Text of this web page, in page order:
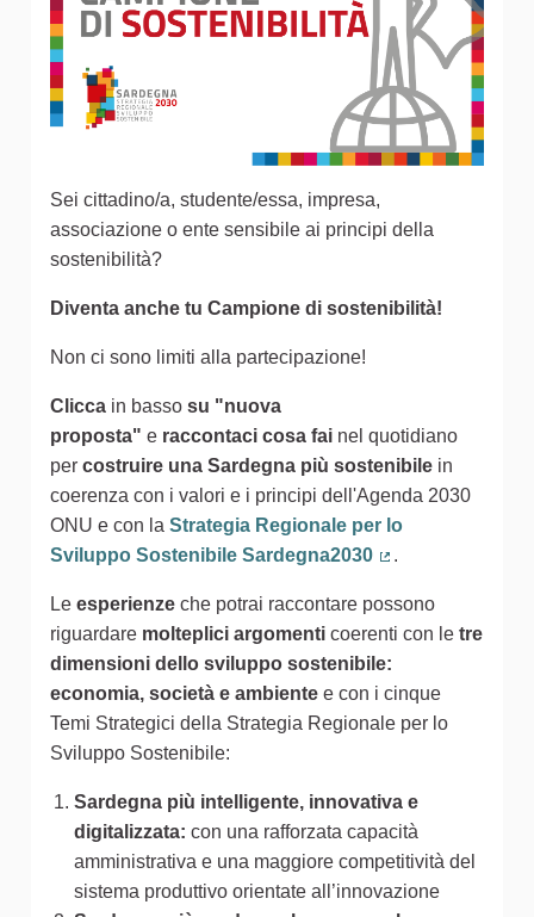
Sei cittadino/a, studente/essa, impresa,
associazione o ente sensibile ai principi della
sostenibilità?
Diventa anche tu Campione di sostenibilità!
Non ci sono limiti alla partecipazione!
Clicca in basso su "nuova
proposta" e raccontaci cosa fai nel quotidiano
per costruire una Sardegna più sostenibile in
coerenza con i valori e i principi dell'Agenda 2030
ONU e con la Strategia Regionale per lo
Sviluppo Sostenibile Sardegna2030
.
Le esperienze che potrai raccontare possono
riguardare molteplici argomenti coerenti con le tre
dimensioni dello sviluppo sostenibile:
economia, società e ambiente e con i cinque
Temi Strategici della Strategia Regionale per lo
Sviluppo Sostenibile:
Sardegna più intelligente, innovativa e
digitalizzata: con una rafforzata capacità
amministrativa e una maggiore competitività del
sistema produttivo orientate all’innovazione